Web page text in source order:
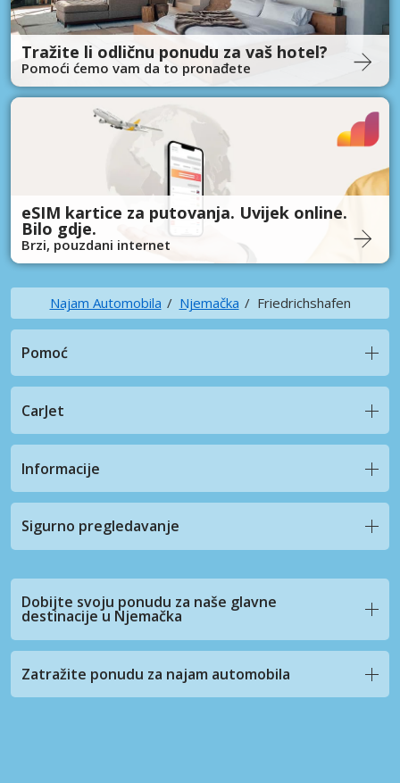
Tražite li odličnu ponudu za vaš hotel?
Pomoći ćemo vam da to pronađete
eSIM kartice za putovanja. Uvijek online.
Bilo gdje.
Brzi, pouzdani internet
Najam Automobila Njemačka Friedrichshafen
Pomoć
CarJet
Informacije
Sigurno pregledavanje
Dobijte svoju ponudu za naše glavne
destinacije u Njemačka
Zatražite ponudu za najam automobila